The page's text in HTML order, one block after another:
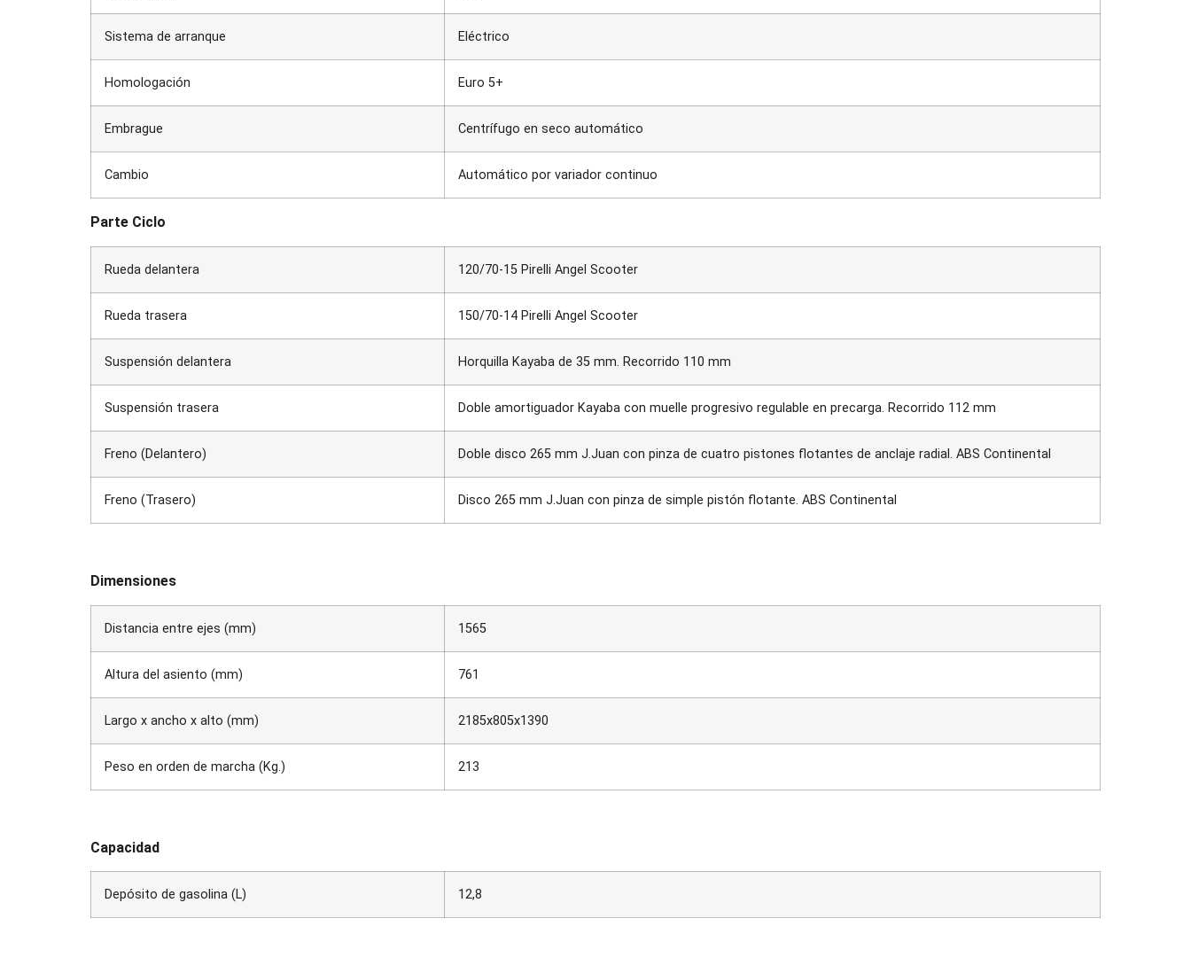
Sistema de arranque Eléctrico
Homologación Euro 5+
Embrague Centrífugo en seco automático
Cambio Automático por variador continuo
Parte Ciclo
Rueda delantera 120/70-15 Pirelli Angel Scooter
Rueda trasera 150/70-14 Pirelli Angel Scooter
Suspensión delantera Horquilla Kayaba de 35 mm. Recorrido 110 mm
Suspensión trasera Doble amortiguador Kayaba con muelle progresivo regulable en precarga. Recorrido 112 mm
Freno (Delantero) Doble disco 265 mm J.Juan con pinza de cuatro pistones flotantes de anclaje radial. ABS Continental
Freno (Trasero) Disco 265 mm J.Juan con pinza de simple pistón flotante. ABS Continental
Dimensiones
Distancia entre ejes (mm) 1565
Altura del asiento (mm) 761
Largo x ancho x alto (mm) 2185x805x1390
Peso en orden de marcha (Kg.) 213
Capacidad
Depósito de gasolina (L) 12,8